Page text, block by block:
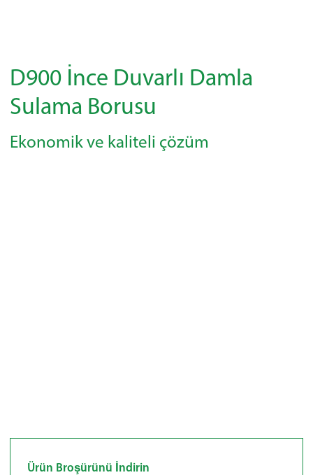
D900 İnce Duvarlı Damla
Sulama Borusu
Ekonomik ve kaliteli çözüm
Ürün Broşürünü İndirin